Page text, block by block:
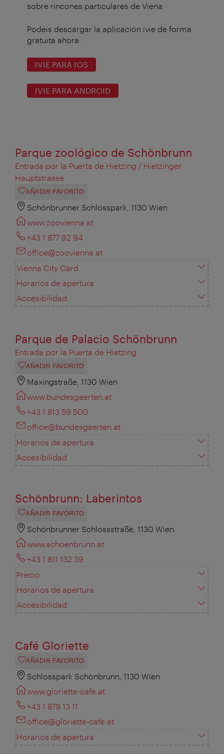
sobre rincones particulares de Viena.
Podéis descargar la aplicación ivie de forma
gratuita ahora:
IVIE PARA IOS
IVIE PARA ANDROID
Parque zoológico de Schönbrunn
Entrada por la Puerta de Hietzing / Hietzinger
Hauptstrasse
AÑADIR FAVORITO
Schönbrunner Schlosspark, 1130 Wien
www.zoovienna.at
+43 1 877 92 94
office@zoovienna.at
Vienna City Card
Horarios de apertura
Accesibilidad
Parque de Palacio Schönbrunn
Entrada por la Puerta de Hietzing
AÑADIR FAVORITO
Maxingstraße, 1130 Wien
www.bundesgaerten.at
+43 1 813 59 500
office@bundesgaerten.at
Horarios de apertura
Accesibilidad
Schönbrunn: Laberintos
AÑADIR FAVORITO
Schönbrunner Schlossstraße, 1130 Wien
www.schoenbrunn.at
+43 1 811 132 39
Precio
Horarios de apertura
Accesibilidad
Café Gloriette
AÑADIR FAVORITO
Schlosspark Schönbrunn, 1130 Wien
www.gloriette-cafe.at
+43 1 879 13 11
office@gloriette-cafe.at
Horarios de apertura